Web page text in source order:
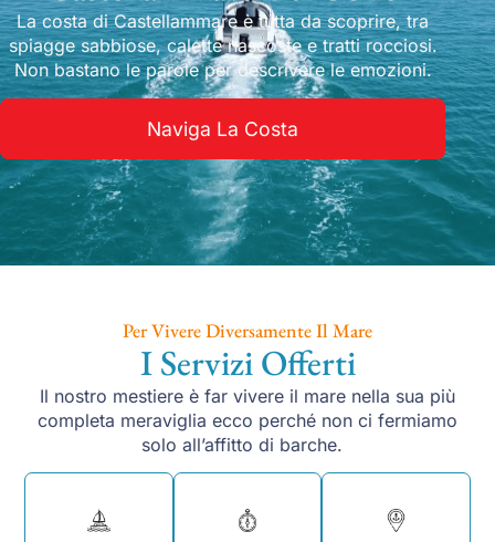
La costa di Castellammare è tutta da scoprire, tra
spiagge sabbiose, calette nascoste e tratti rocciosi.
Non bastano le parole per descrivere le emozioni.
Naviga La Costa
Per Vivere Diversamente Il Mare
I Servizi Offerti
Il nostro mestiere è far vivere il mare nella sua più
completa meraviglia ecco perché non ci fermiamo
solo all’affitto di barche.